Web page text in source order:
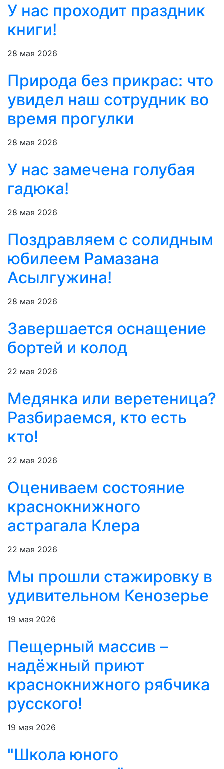
У нас проходит праздник
книги!
28 мая 2026
Природа без прикрас: что
увидел наш сотрудник во
время прогулки
28 мая 2026
У нас замечена голубая
гадюка!
28 мая 2026
Поздравляем с солидным
юбилеем Рамазана
Асылгужина!
28 мая 2026
Завершается оснащение
бортей и колод
22 мая 2026
Медянка или веретеница?
Разбираемся, кто есть
кто!
22 мая 2026
Оцениваем состояние
краснокнижного
астрагала Клера
22 мая 2026
Мы прошли стажировку в
удивительном Кенозерье
19 мая 2026
Пещерный массив –
надёжный приют
краснокнижного рябчика
русского!
19 мая 2026
"Школа юного